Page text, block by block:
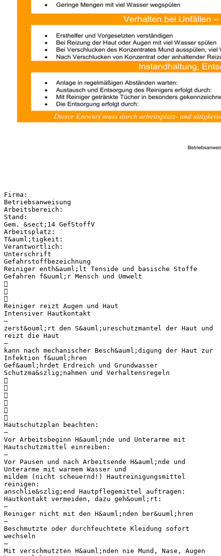
Firma:
Betriebsanweisung
Arbeitsbereich:
Stand:
Gem. &sect;14 GefStoffV
Arbeitsplatz:
T&auml;tigkeit:
Verantwortlich:
Unterschrift
Gefahrstoffbezeichnung
Reiniger enth&auml;lt Tenside und basische Stoffe
Gefahren f&uuml;r Mensch und Umwelt



Reiniger reizt Augen und Haut
Intensiver Hautkontakt
–
zerst&ouml;rt den S&auml;ureschutzmantel der Haut und
reizt die Haut
–
kann nach mechanischer Besch&auml;digung der Haut zur
Infektion f&uuml;hren
Gef&auml;hrdet Erdreich und Grundwasser
Schutzma&szlig;nahmen und Verhaltensregeln






Hautschutzplan beachten:
–
Vor Arbeitsbeginn H&auml;nde und Unterarme mit
Hautschutzmittel einreiben:
–
Vor Pausen und nach Arbeitsende H&auml;nde und
Unterarme mit warmem Wasser und
mildem (nicht scheuernd!) Hautreinigungsmittel
reinigen:
anschlie&szlig;end Hautpflegemittel auftragen:
Hautkontakt vermeiden, dazu geh&ouml;rt:
–
Reiniger nicht mit den H&auml;nden ber&uuml;hren
–
Beschmutzte oder durchfeuchtete Kleidung sofort
wechseln
–
Mit verschmutzten H&auml;nden nie Mund, Nase, Augen